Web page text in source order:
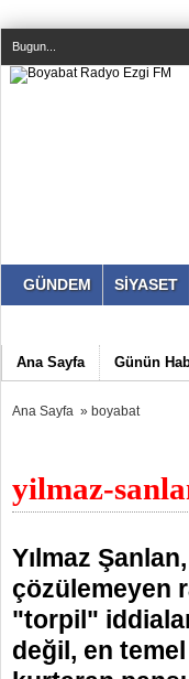
Bugun...
GÜNDEM SİYASET
Ana Sayfa Günün
Ana Sayfa » boyabat
yilmaz-
Yılmaz
çözülemeyen
"torpil"
değil, en